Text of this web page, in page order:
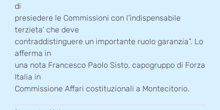
di
presiedere le Commissioni con l’indispensabile
terzieta’ che deve
contraddistinguere un importante ruolo garanzia”. Lo
afferma in
una nota Francesco Paolo Sisto, capogruppo di Forza
Italia in
Commissione Affari costituzionali a Montecitorio.